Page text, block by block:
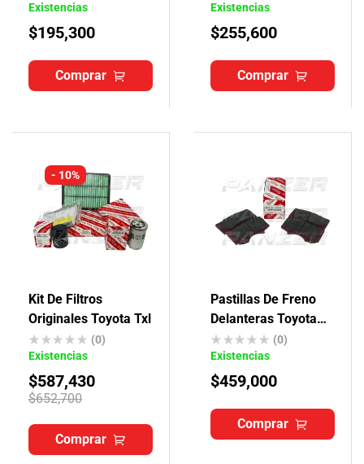
Existencias
$195,300
Comprar
Existencias
$255,600
Comprar
- 10%
Kit De Filtros
Originales Toyota Txl
(0)
Existencias
$652,700
$587,430
Comprar
Pastillas De Freno
Delanteras Toyota
4runner Originales
(0)
Existencias
$459,000
Comprar